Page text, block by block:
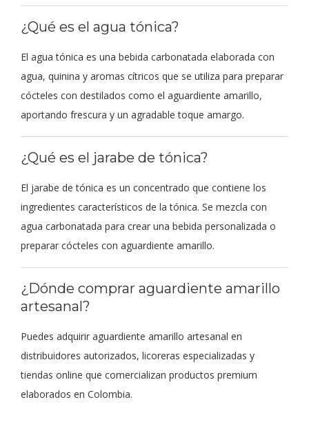
¿Qué es el agua tónica?
El agua tónica es una bebida carbonatada elaborada con
agua, quinina y aromas cítricos que se utiliza para preparar
cócteles con destilados como el aguardiente amarillo,
aportando frescura y un agradable toque amargo.
¿Qué es el jarabe de tónica?
El jarabe de tónica es un concentrado que contiene los
ingredientes característicos de la tónica. Se mezcla con
agua carbonatada para crear una bebida personalizada o
preparar cócteles con aguardiente amarillo.
¿Dónde comprar aguardiente amarillo
artesanal?
Puedes adquirir aguardiente amarillo artesanal en
distribuidores autorizados, licoreras especializadas y
tiendas online que comercializan productos premium
elaborados en Colombia.